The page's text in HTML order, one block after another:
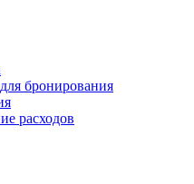
бронирования
расходов